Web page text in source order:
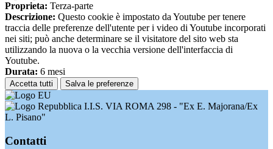
Proprieta: Terza-parte
Descrizione: Questo cookie è impostato da Youtube per tenere
traccia delle preferenze dell'utente per i video di Youtube incorporati
nei siti; può anche determinare se il visitatore del sito web sta
utilizzando la nuova o la vecchia versione dell'interfaccia di
Youtube.
Durata: 6 mesi
Accetta tutti Salva le preferenze
I.I.S. VIA ROMA 298 - "Ex E. Majorana/Ex
L. Pisano"
Contatti